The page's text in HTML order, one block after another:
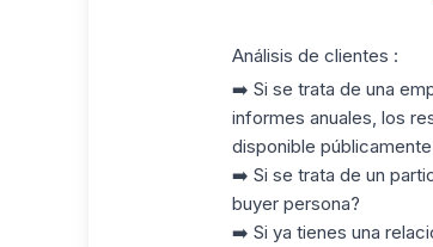
Análisis de clientes :
➡️ Si se trata de una
informes anuales, los
disponible
➡️ Si se trata de un
buyer persona?
➡️ Si ya tienes una